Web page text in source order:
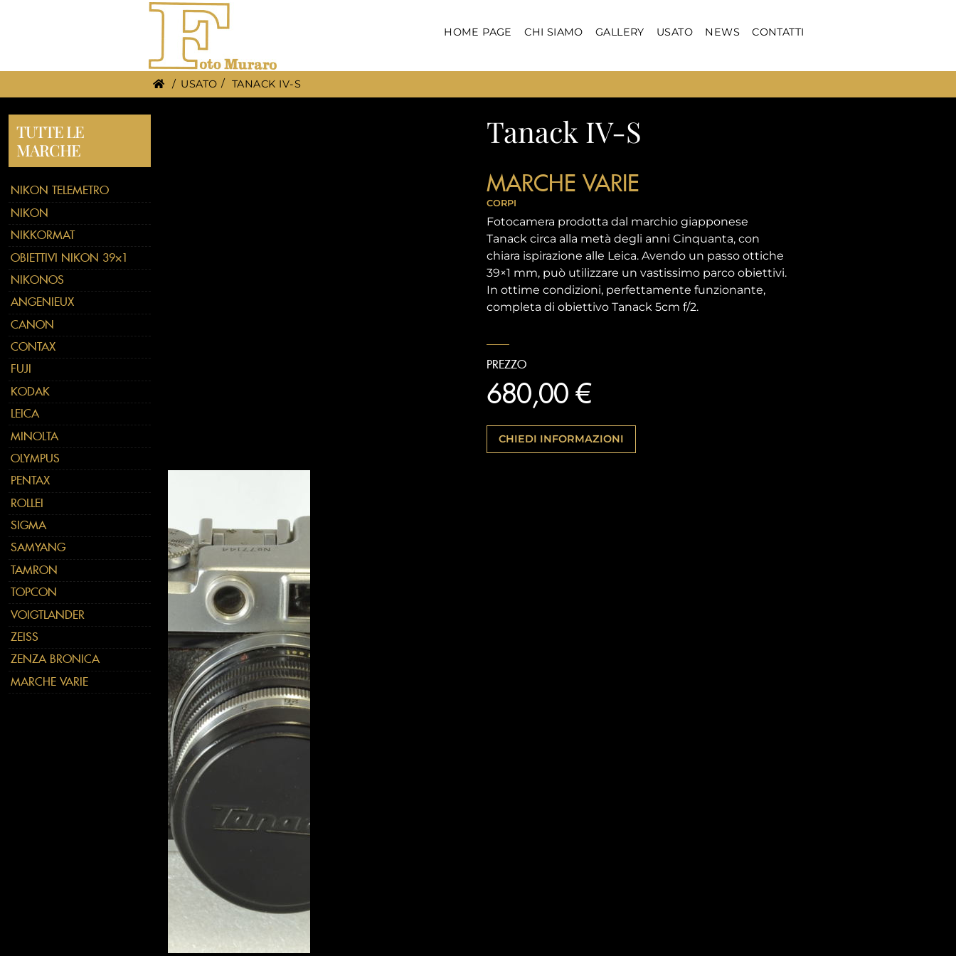
HOME PAGE CHI SIAMO GALLERY USATO NEWS CONTATTI
/ USATO TANACK IV-S
TUTTE LE
MARCHE
NIKON TELEMETRO
NIKON
NIKKORMAT
OBIETTIVI NIKON 39×1
NIKONOS
ANGENIEUX
CANON
CONTAX
FUJI
KODAK
LEICA
MINOLTA
OLYMPUS
PENTAX
ROLLEI
SIGMA
SAMYANG
TAMRON
TOPCON
VOIGTLANDER
ZEISS
ZENZA BRONICA
MARCHE VARIE
Tanack IV-S
MARCHE VARIE
CORPI
Fotocamera prodotta dal marchio giapponese
Tanack circa alla metà degli anni Cinquanta, con
chiara ispirazione alle Leica. Avendo un passo ottiche
39×1 mm, può utilizzare un vastissimo parco obiettivi.
In ottime condizioni, perfettamente funzionante,
completa di obiettivo Tanack 5cm f/2.
PREZZO
680,00 €
CHIEDI INFORMAZIONI